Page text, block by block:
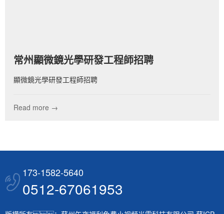
常州顯微鏡光學研發工程師招聘
顯微鏡光學研發工程師招聘
Read more →
173-1582-5640
0512-67061953